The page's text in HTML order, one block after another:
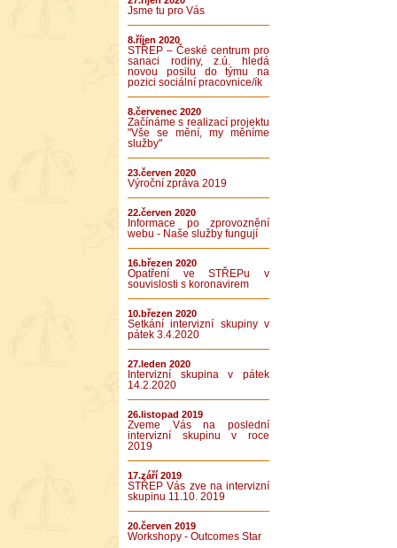
Jsme tu pro Vás
8.říjen 2020
STŘEP – České centrum pro
sanaci rodiny, z.ú. hledá
novou posilu do týmu na
pozici sociální pracovnice/ík
8.červenec 2020
Začínáme s realizací projektu
"Vše se mění, my měníme
služby"
23.červen 2020
Výroční zpráva 2019
22.červen 2020
Informace po zprovoznění
webu - Naše služby fungují
16.březen 2020
Opatření ve STŘEPu v
souvislosti s koronavirem
10.březen 2020
Setkání intervizní skupiny v
pátek 3.4.2020
27.leden 2020
Intervizní skupina v pátek
14.2.2020
26.listopad 2019
Zveme Vás na poslední
intervizní skupinu v roce
2019
17.září 2019
STŘEP Vás zve na intervizní
skupinu 11.10. 2019
20.červen 2019
Workshopy - Outcomes Star